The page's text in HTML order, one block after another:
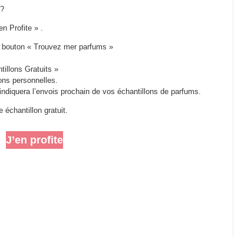
Profite » .
« Trouvez mer parfums »
Gratuits »
personnelles.
l’envois prochain de vos échantillons de parfums.
échantillon gratuit.
J’en profite